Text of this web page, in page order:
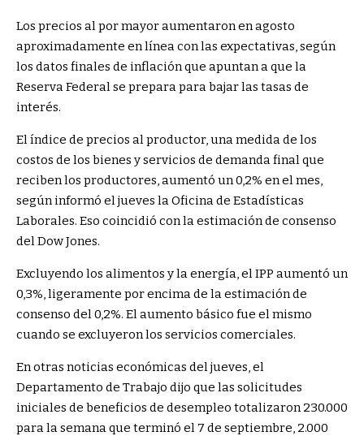
Los precios al por mayor aumentaron en agosto
aproximadamente en línea con las expectativas, según
los datos finales de inflación que apuntan a que la
Reserva Federal se prepara para bajar las tasas de
interés.
El índice de precios al productor, una medida de los
costos de los bienes y servicios de demanda final que
reciben los productores, aumentó un 0,2% en el mes,
según informó el jueves la Oficina de Estadísticas
Laborales. Eso coincidió con la estimación de consenso
del Dow Jones.
Excluyendo los alimentos y la energía, el IPP aumentó un
0,3%, ligeramente por encima de la estimación de
consenso del 0,2%. El aumento básico fue el mismo
cuando se excluyeron los servicios comerciales.
En otras noticias económicas del jueves, el
Departamento de Trabajo dijo que las solicitudes
iniciales de beneficios de desempleo totalizaron 230.000
para la semana que terminó el 7 de septiembre, 2.000